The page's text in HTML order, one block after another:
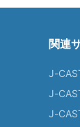
関連
J-
J-
J-